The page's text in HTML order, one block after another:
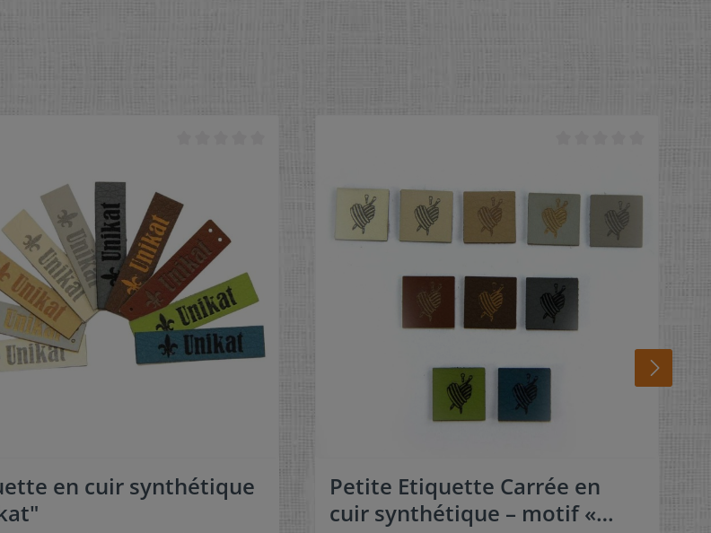
en cuir synthétique
Petite Etiquette Carrée en
cuir synthétique – motif «